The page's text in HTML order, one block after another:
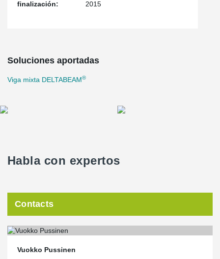
finalización:
2015
Soluciones aportadas
Viga mixta DELTABEAM®
Habla con expertos
Contacts
Vuokko Pussinen